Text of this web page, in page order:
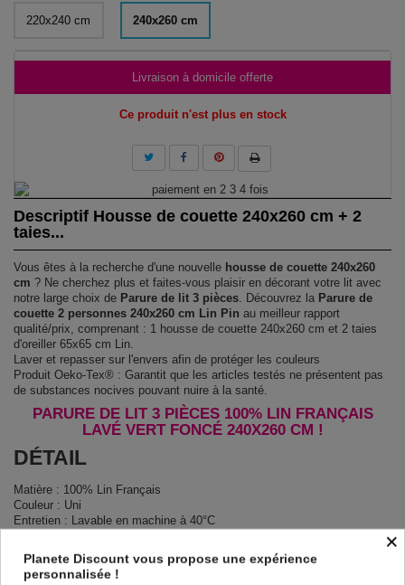
220x240 cm 240x260 cm
Livraison à domicile offerte
Ce produit n'est plus en stock
Descriptif Housse de couette 240x260 cm + 2
taies...
Vous êtes à la recherche d'une nouvelle housse de couette 240x260
cm ? Ne cherchez plus et faites-vous plaisir en décorant votre lit avec
notre large choix de Parure de lit 3 pièces. Découvrez la Parure de
couette 2 personnes 240x260 cm Lin Pin au meilleur rapport
qualité/prix, comprenant : 1 housse de couette 240x260 cm et 2 taies
d'oreiller 65x65 cm Lin.
Laver et repasser sur l'envers afin de protéger les couleurs
Produit Oeko-Tex® : Garantit que les articles testés ne présentent pas
de substances nocives pouvant nuire à la santé.
PARURE DE LIT 3 PIÈCES 100% LIN FRANÇAIS
LAVÉ VERT FONCÉ 240X260 CM !
DÉTAIL
Matière : 100% Lin Français
Couleur : Uni
Entretien : Lavable en machine à 40°C
Finition housse de couette : Bouton
Modèle : Pin
×
Planete Discount vous propose une expérience
personnalisée !